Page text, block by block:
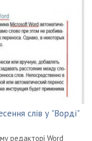
слів у "Ворді"
редакторі Word